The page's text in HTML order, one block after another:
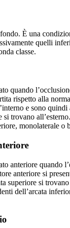
È una
quelli
classe.
quando
rispetto alla
e sono
si trovano
monolaterale o
anteriore quando
anteriore si
superiore si
dell’arcata